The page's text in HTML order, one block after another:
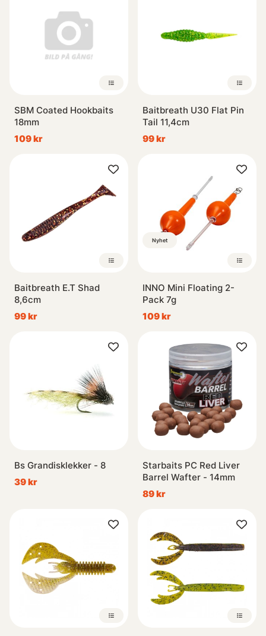
SBM Coated Hookbaits
18mm
109 kr
Baitbreath U30 Flat Pin
Tail 11,4cm
99 kr
Baitbreath E.T Shad
8,6cm
99 kr
Nyhet
INNO Mini Floating 2-
Pack 7g
109 kr
Bs Grandisklekker - 8
39 kr
Starbaits PC Red Liver
Barrel Wafter - 14mm
89 kr